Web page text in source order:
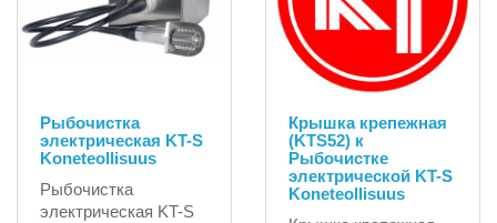
Рыбочистка
электрическая KT-S
Koneteollisuus
Рыбочистка
электрическая KT-S
Крышка крепежная
(KTS52) к
Рыбочистке
электрической KT-S
Koneteollisuus